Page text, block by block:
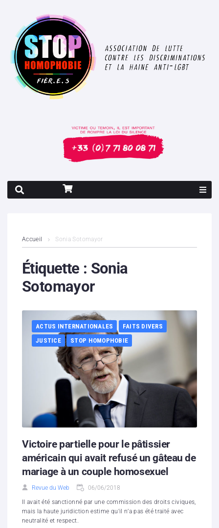
Contenus litigieux
Nous soutenir
Partenaires
Hébergement solidaire
Accueil Sonia Sotomayor
Étiquette : Sonia
Sotomayor
ACTUS INTERNATIONALES
FAITS DIVERS
JUSTICE
STOP HOMOPHOBIE
Victoire partielle pour le pâtissier
américain qui avait refusé un gâteau de
mariage à un couple homosexuel
Revue du Web 06/06/2018
Il avait été sanctionné par une commission des droits civiques,
mais la haute juridiction estime qu'il n’a pas été traité avec
neutralité et respect.